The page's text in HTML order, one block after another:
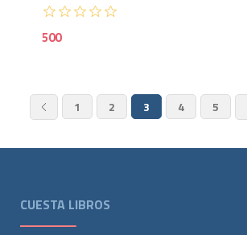
500
1 2 3 4 5
CUESTA LIBROS